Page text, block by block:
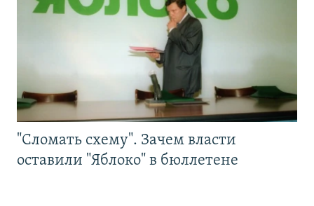
"Сломать схему". Зачем власти
оставили "Яблоко" в бюллетене